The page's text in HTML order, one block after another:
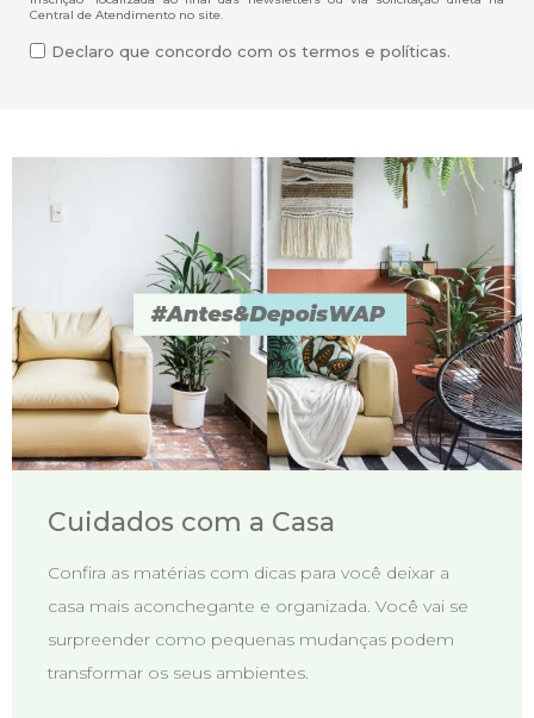
Central de Atendimento no site.
Declaro que concordo com os termos e políticas.
Cuidados com a Casa
Confira as matérias com dicas para você deixar a
casa mais aconchegante e organizada. Você vai se
surpreender como pequenas mudanças podem
transformar os seus ambientes.